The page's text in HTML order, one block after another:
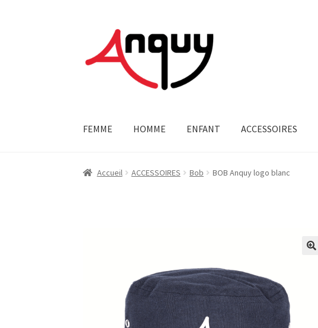
la
navigation
contenu
FEMME HOMME ENFANT ACCESSOIRES
Accueil ACCESSOIRES Bob BOB Anquy logo blanc